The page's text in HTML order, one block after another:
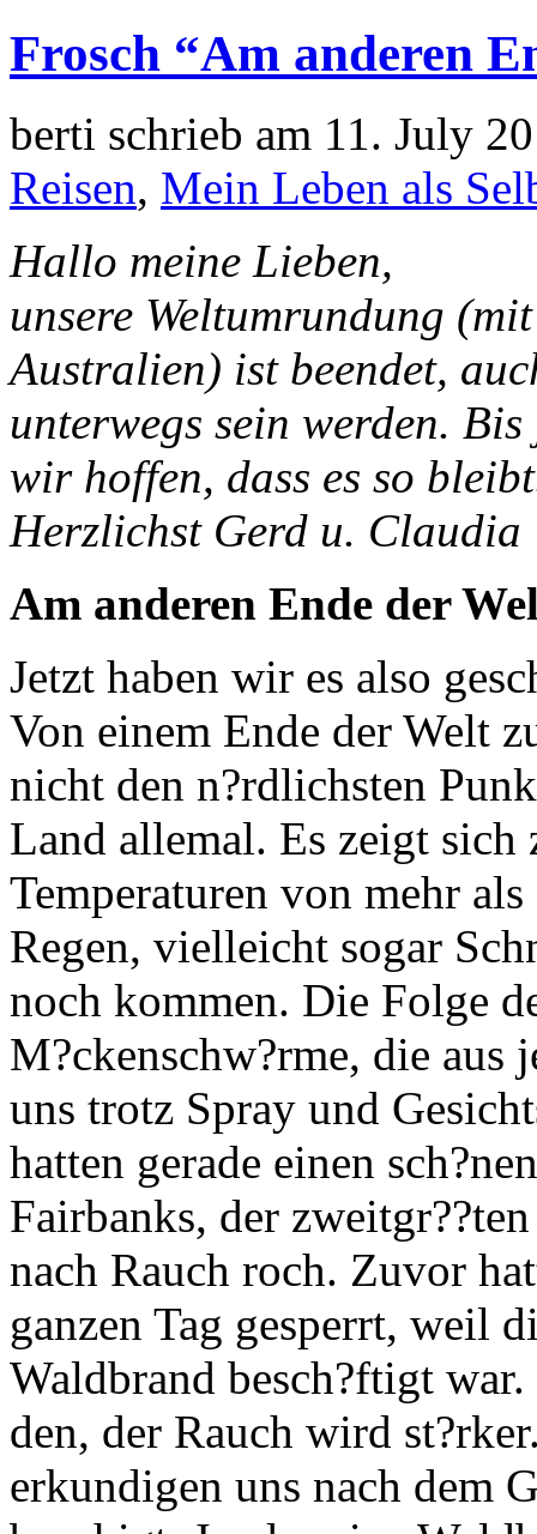
Frosch “Am anderen
berti schrieb am 11. July
Reisen, Mein Leben als
Hallo meine Lieben,
unsere Weltumrundung
Australien) ist beendet,
unterwegs sein werden.
wir hoffen, dass es so
Herzlichst Gerd u. Claudia
Am anderen Ende der
Jetzt haben wir es also
Von einem Ende der Welt
nicht den n?rdlichsten
Land allemal. Es zeigt
Temperaturen von mehr
Regen, vielleicht sogar
noch kommen. Die Folge
M?ckenschw?rme, die aus
uns trotz Spray und
hatten gerade einen
Fairbanks, der
nach Rauch roch. Zuvor
ganzen Tag gesperrt, weil
Waldbrand besch?ftigt
den, der Rauch wird
erkundigen uns nach dem